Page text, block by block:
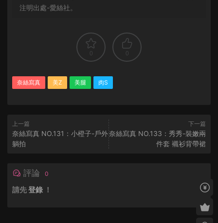
注明出處-愛絲社。
0 0
奈絲寫真 美Z 美腿 肉S
上一篇
奈絲寫真 NO.131：小橙子-戶外
躺拍
下一篇
奈絲寫真 NO.133：秀秀-裝嫩兩
件套 襯衫背帶裙
評論 0
請先登錄 ！